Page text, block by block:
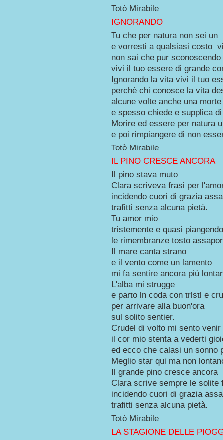
Totò Mirabile
IGNORANDO
Tu che per natura non sei un
e vorresti a qualsiasi costo
non sai che pur
vivi il tuo essere di grande
Ignorando la vita vivi il tuo
perchè chi conosce la vita
alcune volte anche una
e spesso chiede e supplica
Morire ed essere per natura
e poi rimpiangere di non
Totò Mirabile
IL PINO CRESCE ANCORA
Il pino stava muto
Clara scriveva frasi per
incidendo cuori di grazia
trafitti senza alcuna pietà.
Tu amor mio
tristemente e quasi piangendo
le rimembranze tosto
Il mare canta strano
e il vento come un lamento
mi fa sentire ancora più
L'alba mi strugge
e parto in coda con tristi e
per arrivare alla buon'ora
sul solito sentier.
Crudel di volto mi sento venir
il cor mio stenta a vederti
ed ecco che calasi un sonno
Meglio star qui ma non
Il grande pino cresce ancora
Clara scrive sempre le solite
incidendo cuori di grazia
trafitti senza alcuna pietà.
Totò Mirabile
LA STAGIONE DELLE